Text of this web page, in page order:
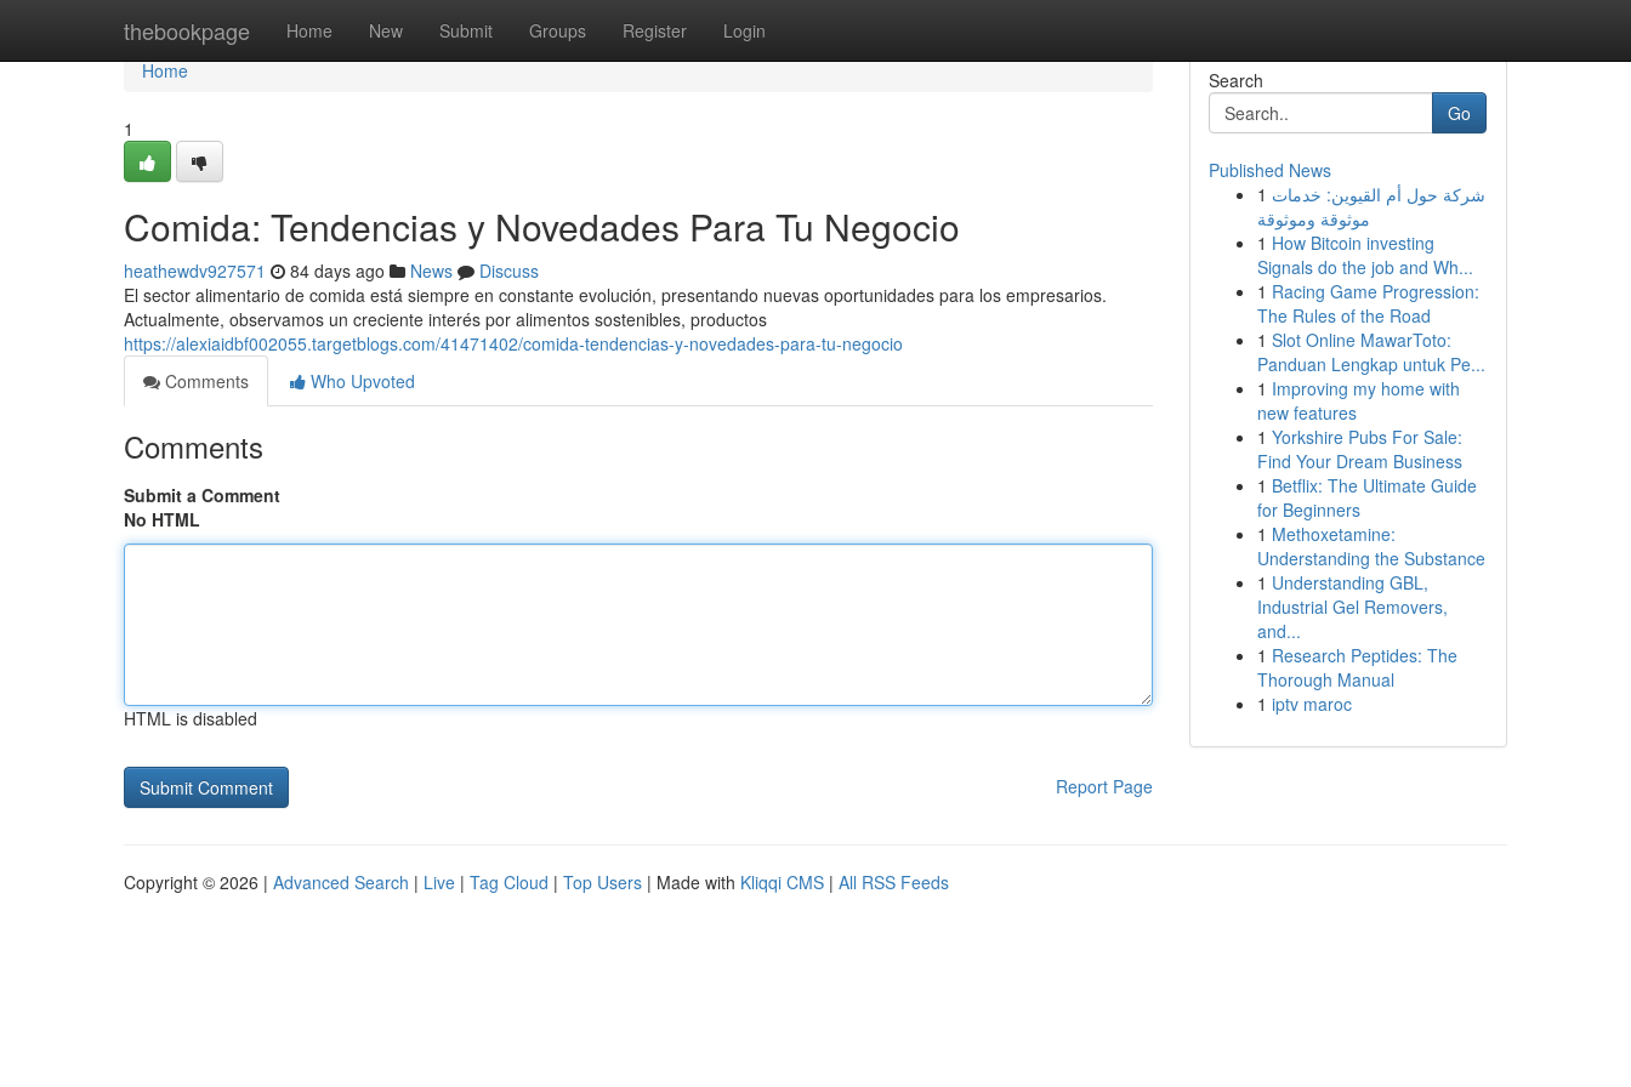
thebookpage Home New Submit Groups Register Login
Home
Home
1
Comida: Tendencias y Novedades Para Tu Negocio
heathewdv927571 84 days ago News
Discuss
El sector alimentario de comida está siempre en constante evolución, presentando nuevas oportunidades para los empresarios.
Actualmente, observamos un creciente interés por alimentos sostenibles, productos
https://alexiaidbf002055.targetblogs.com/41471402/comida-tendencias-y-novedades-para-tu-negocio
Comments
Who Upvoted
Comments
Submit a Comment
No HTML
HTML is disabled
Report Page
Search
Go
Published News
1 شركة حول أم القيوين: خدمات
موثوقة وموثوقة
1 How Bitcoin investing
Signals do the job and Wh...
1 Racing Game Progression:
The Rules of the Road
1 Slot Online MawarToto:
Panduan Lengkap untuk Pe...
1 Improving my home with
new features
1 Yorkshire Pubs For Sale:
Find Your Dream Business
1 Betflix: The Ultimate Guide
for Beginners
1 Methoxetamine:
Understanding the Substance
1 Understanding GBL,
Industrial Gel Removers,
and...
1 Research Peptides: The
Thorough Manual
1 iptv maroc
Copyright © 2026 | Advanced Search | Live | Tag Cloud | Top Users | Made with Kliqqi CMS | All RSS Feeds